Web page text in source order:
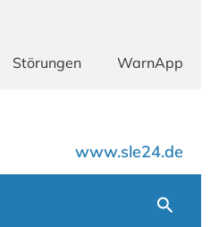
Störungen WarnApp
www.sle24.de
Suchen